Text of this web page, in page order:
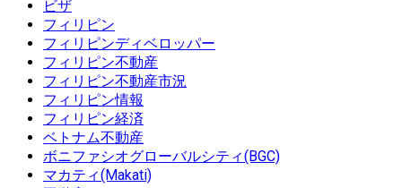
ビザ
フィリピン
フィリピンディベロッパー
フィリピン不動産
フィリピン不動産市況
フィリピン情報
フィリピン経済
ベトナム不動産
ボニファシオグローバルシティ(BGC)
マカティ(Makati)